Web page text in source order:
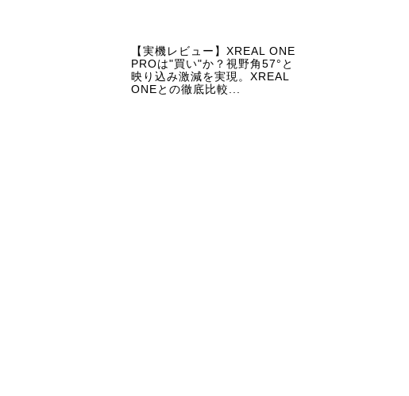
【実機レビュー】XREAL ONE
PROは"買い"か？視野角57°と
映り込み激減を実現。XREAL
ONEとの徹底比較...